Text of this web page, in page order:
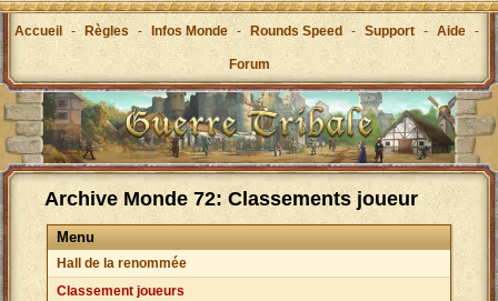
Accueil - Règles - Infos Monde - Rounds Speed - Support - Aide -
Forum
Archive Monde 72: Classements joueur
Menu
Hall de la renommée
Classement joueurs